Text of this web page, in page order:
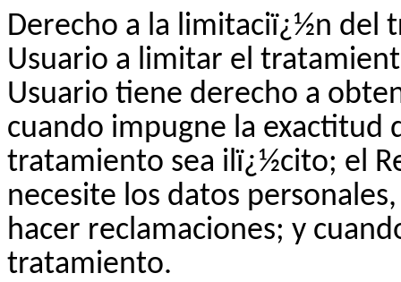
Derecho a la limitaciï¿½n del
Usuario a limitar el
Usuario tiene derecho a
cuando impugne la exactitud
tratamiento sea ilï¿½cito; el
necesite los datos
hacer reclamaciones; y
tratamiento.